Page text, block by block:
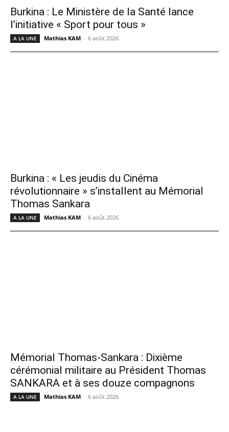
Burkina : Le Ministère de la Santé lance
l’initiative « Sport pour tous »
A LA UNE Mathias KAM - 6 août 2026
Burkina : « Les jeudis du Cinéma
révolutionnaire » s’installent au Mémorial
Thomas Sankara
A LA UNE Mathias KAM - 6 août 2026
Mémorial Thomas-Sankara : Dixième
cérémonial militaire au Président Thomas
SANKARA et à ses douze compagnons
A LA UNE Mathias KAM - 6 août 2026